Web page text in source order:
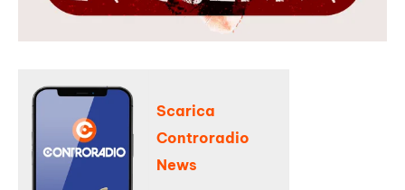
Scarica
Controradio
News